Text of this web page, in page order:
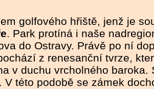
golfového hřiště, jenž je
. Park protíná i naše
do Ostravy. Právě po ní
z renesanční tvrze,
v duchu vrcholného baroka.
V této podobě se zámek